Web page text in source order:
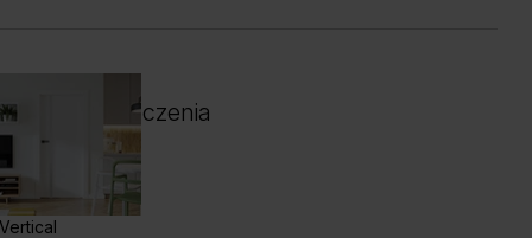
Vertical
kolor wykończenia